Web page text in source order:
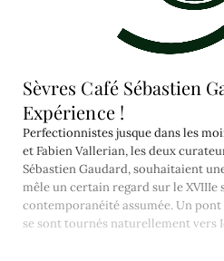
Sèvres Café Sébastien
Expérience !
Perfectionnistes jusque dans les
et Fabien Vallerian, les deux
Sébastien Gaudard, souhaitaient
mêle un certain regard sur le XVIIIe
contemporanéité assumée. Un
se sont tournés naturellement vers